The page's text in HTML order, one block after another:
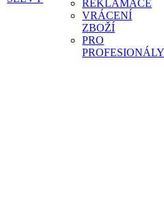
REKLAMACE
VRÁCENÍ
ZBOŽÍ
PRO